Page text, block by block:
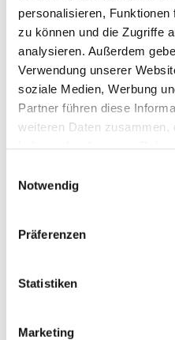
personalisieren,
zu können und die Zugriffe
analysieren. Außerdem
Verwendung unserer
soziale Medien, Werbung
Partner führen diese
weiteren Daten zusammen,
Notwendig
Präferenzen
Statistiken
Marketing
Es ist kein Vorsingen
fließend lesen können.